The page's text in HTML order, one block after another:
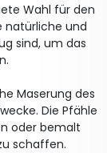
Wahl für den
natürliche und
sind, um das
Maserung des
Die Pfähle
oder bemalt
schaffen.